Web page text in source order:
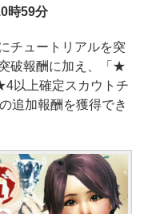
時59分
チュートリアルを突
破報酬に加え、「★
以上確定スカウトチ
追加報酬を獲得でき